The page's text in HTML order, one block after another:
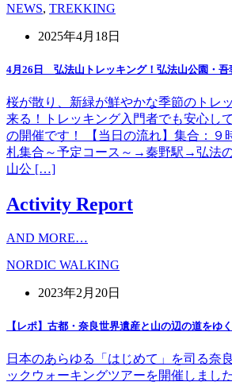
NEWS, TREKKING
2025年4月18日
4月26日 弘法山トレッキング！弘法山公園・吾
桜が散り、新緑が鮮やかな季節のトレ
来る！トレッキング入門者でも安心し
の開催です！ 【当日の流れ】集合：９
札集合～予定コース～→秦野駅→弘法
山公 […]
Activity Report
AND MORE…
NORDIC WALKING
2023年2月20日
【レポ】古都・奈良世界遺産と山の辺の道をゆ
日本のあらゆる「はじめて」を司る奈
ックウォーキングツアーを開催しまし